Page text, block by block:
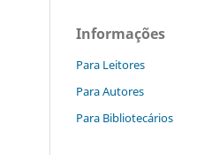
Informações
Para Leitores
Para Autores
Para Bibliotecários